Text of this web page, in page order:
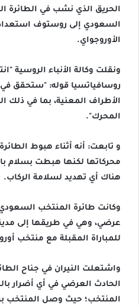
الحريق الذي نشب في الطائرة
السعودي إلى روستوف
الأوروجواي.
ونقلت وكالة الأنباء الروسية
روسافياتسيا قوله: "ستحقق
الأطراف المعنية، بما في ذلك
المحرك".
و تابعت: أنه أثناء هبوط
محركاتها لكنها هبطت بسلام
هناك أي تهديد لسلامة الركاب.
وكانت طائرة المنتخب
عرضي، وهي في طريقها إلى
للمباراة المقبلة مع منتخب
واشتعلت النيران في جناح
الحادث العرضي في أي أضرار
المنتخب؛ حيث وصل المنتخب